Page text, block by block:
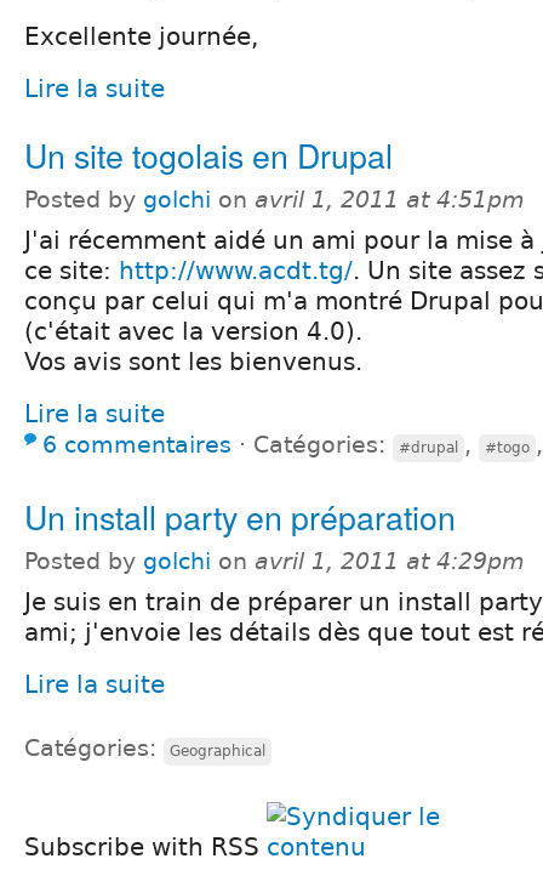
Excellente journée,
Lire la suite
Un site togolais en Drupal
Posted by golchi on avril 1, 2011 at 4:51pm
J'ai récemment aidé un ami pour la mise à
ce site: http://www.acdt.tg/. Un site assez
conçu par celui qui m'a montré Drupal
(c'était avec la version 4.0).
Vos avis sont les bienvenus.
Lire la suite
6 commentaires ⋅ Catégories: #drupal , #togo
Un install party en préparation
Posted by golchi on avril 1, 2011 at 4:29pm
Je suis en train de préparer un install
ami; j'envoie les détails dès que tout est
Lire la suite
Catégories: Geographical
Subscribe with RSS